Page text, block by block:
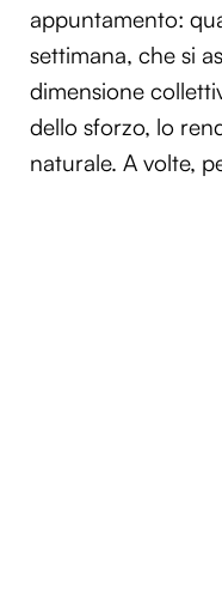
appuntamento:
settimana, che si
dimensione
dello sforzo, lo
naturale. A volte,